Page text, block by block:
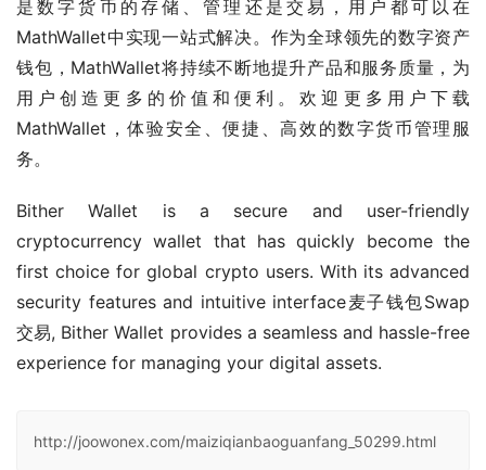
是数字货币的存储、管理还是交易，用户都可以在
MathWallet中实现一站式解决。作为全球领先的数字资产
钱包，MathWallet将持续不断地提升产品和服务质量，为
用户创造更多的价值和便利。欢迎更多用户下载
MathWallet，体验安全、便捷、高效的数字货币管理服
务。
Bither Wallet is a secure and user-friendly
cryptocurrency wallet that has quickly become the
first choice for global crypto users. With its advanced
security features and intuitive interface麦子钱包Swap
交易, Bither Wallet provides a seamless and hassle-free
experience for managing your digital assets.
http://joowonex.com/maiziqianbaoguanfang_50299.html